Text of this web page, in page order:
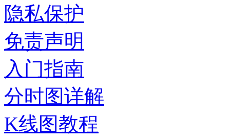
隐私保护
免责声明
入门指南
分时图详解
K线图教程